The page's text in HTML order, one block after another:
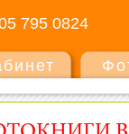
795 0824